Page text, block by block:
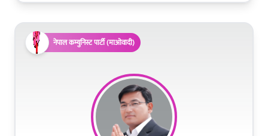
नेपाल कम्युनिस्ट पार्टी (माओवादी)